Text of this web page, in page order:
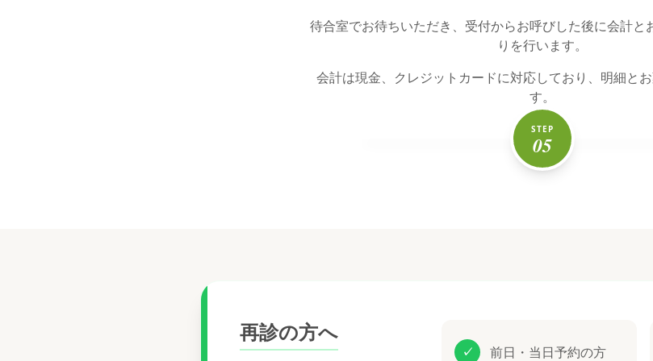
待合室でお待ちいただき、受付からお呼びした後に会計と
りを行います。
会計は現金、クレジットカードに対応しており、明細と
す。
STEP
05
再診の方へ
✓ 前日・当日予約の方